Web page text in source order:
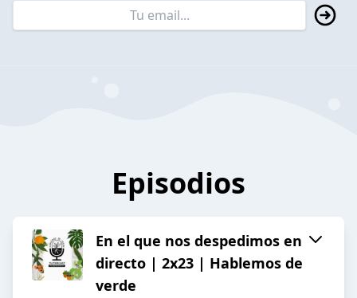
Episodios
En el que nos despedimos en
directo | 2x23 | Hablemos de
verde